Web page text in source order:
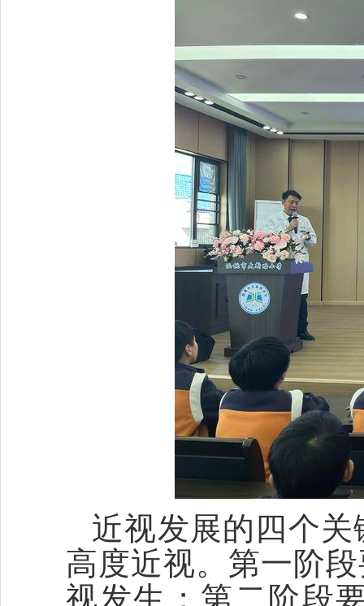
近视发展的四个
高度近视。第一阶
视发生；第二阶段